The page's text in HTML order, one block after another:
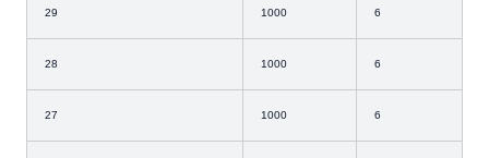
29 1000 6
28 1000 6
27 1000 6